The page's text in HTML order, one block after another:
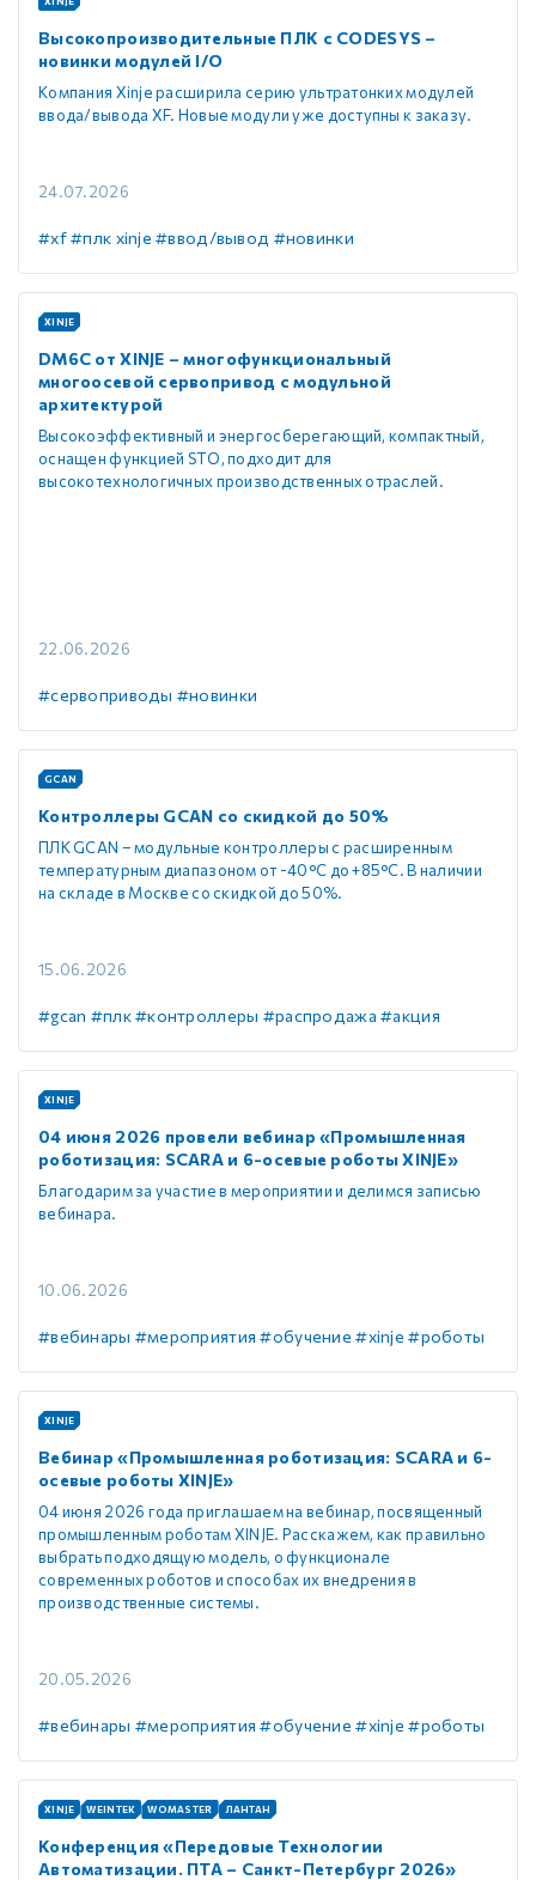
Высокопроизводительные ПЛК с CODESYS –
новинки модулей I/O
Компания Xinje расширила серию ультратонких модулей
ввода/вывода XF. Новые модули уже доступны к заказу.
24.07.2026
#xf#плк xinje #ввод/вывод #новинки
XINJE
DM6C от XINJE – многофункциональный
многоосевой сервопривод с модульной
архитектурой
Высокоэффективный и энергосберегающий, компактный,
оснащен функцией STO, подходит для
высокотехнологичных производственных отраслей.
22.06.2026
#сервоприводы #новинки
GCAN
Контроллеры GCAN со скидкой до 50%
ПЛК GCAN – модульные контроллеры с расширенным
температурным диапазоном от -40°C до +85°C. В наличии
на складе в Москве со скидкой до 50%.
15.06.2026
#gcan #плк#контроллеры #распродажа #акция
XINJE
04 июня 2026 провели вебинар «Промышленная
роботизация: SCARA и 6-осевые роботы XINJE»
Благодарим за участие в мероприятии и делимся записью
вебинара.
10.06.2026
#вебинары #мероприятия #обучение #xinje #роботы
XINJE
Вебинар «Промышленная роботизация: SCARA и 6-
осевые роботы XINJE»
04 июня 2026 года приглашаем на вебинар, посвященный
промышленным роботам XINJE. Расскажем, как правильно
выбрать подходящую модель, о функционале
современных роботов и способах их внедрения в
производственные системы.
20.05.2026
#вебинары #мероприятия #обучение #xinje #роботы
XINJE WEINTEK WOMASTER ЛАНТАН
Конференция «Передовые Технологии
Автоматизации. ПТА – Санкт-Петербург 2026»